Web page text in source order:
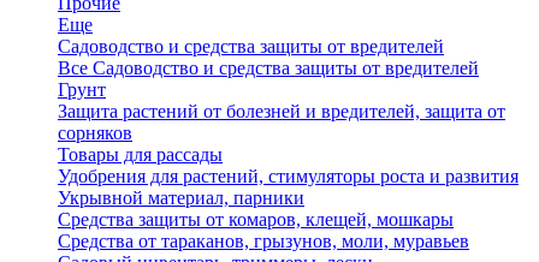
Еще
Садоводство и средства защиты от вредителей
Все Садоводство и средства защиты от вредителей
Грунт
Защита растений от болезней и вредителей, защита от
сорняков
Товары для рассады
Удобрения для растений, стимуляторы роста и развития
Укрывной материал, парники
Средства защиты от комаров, клещей, мошкары
Средства от тараканов, грызунов, моли, муравьев